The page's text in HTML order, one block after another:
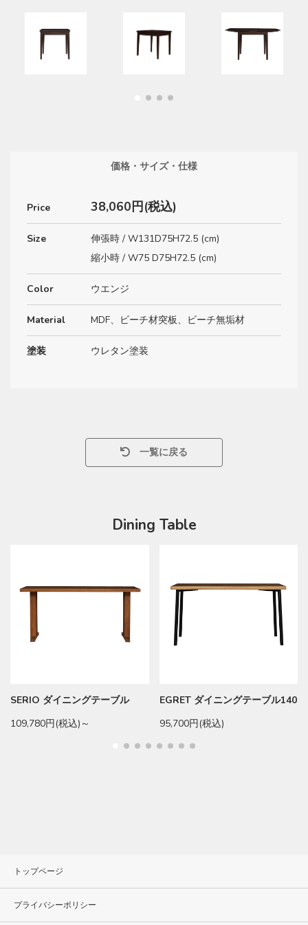
価格・サイズ・仕様
Price 38,060円(税込)
Size
伸張時 / W131D75H72.5 (cm)
縮小時 / W75 D75H72.5 (cm)
Color ウエンジ
Material MDF、ビーチ材突板、ビーチ無垢材
塗装 ウレタン塗装
一覧に戻る
Dining Table
SERIO ダイニングテーブル
109,780円(税込)～
EGRET ダイニングテーブル140
95,700円(税込)
トップページ
プライバシーポリシー